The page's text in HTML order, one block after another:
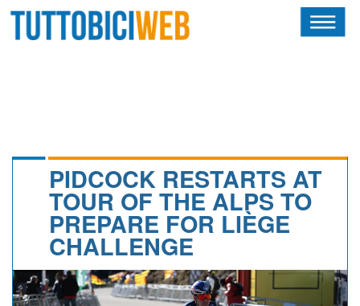
CALENDARIO
ALBI D'ORO
PIDCOCK RESTARTS AT
TOUR OF THE ALPS TO
PREPARE FOR LIÈGE
CHALLENGE